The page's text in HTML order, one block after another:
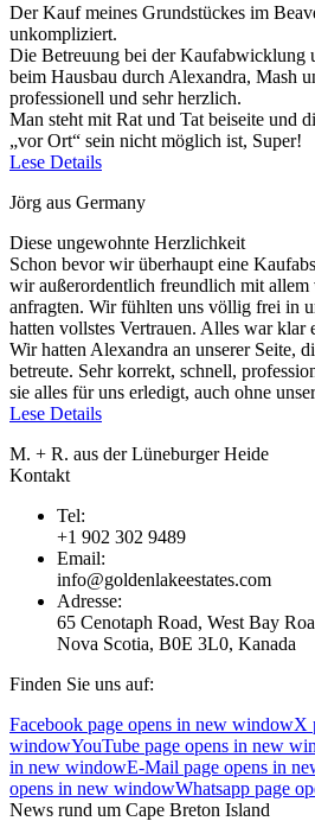
Der Kauf meines Grundstückes im
unkompliziert.
Die Betreuung bei der Kaufabwicklung
beim Hausbau durch Alexandra, Mash
professionell und sehr herzlich.
Man steht mit Rat und Tat beiseite und
„vor Ort“ sein nicht möglich ist, Super!
Lese Details
Jörg aus Germany
Diese ungewohnte Herzlichkeit
Schon bevor wir überhaupt eine
wir außerordentlich freundlich mit allem
anfragten. Wir fühlten uns völlig frei in
hatten vollstes Vertrauen. Alles war klar
Wir hatten Alexandra an unserer Seite,
betreute. Sehr korrekt, schnell,
sie alles für uns erledigt, auch ohne
Lese Details
M. + R. aus der Lüneburger Heide
Kontakt
Tel:
+1 902 302 9489
Email:
info@goldenlakeestates.com
Adresse:
65 Cenotaph Road, West Bay
Nova Scotia, B0E 3L0, Kanada
Finden Sie uns auf:
Facebook page opens in new windowX
windowYouTube page opens in new
in new windowE-Mail page opens in
opens in new windowWhatsapp page
News rund um Cape Breton Island